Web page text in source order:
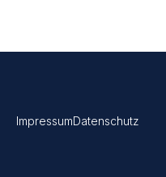
ImpressumDatenschutz